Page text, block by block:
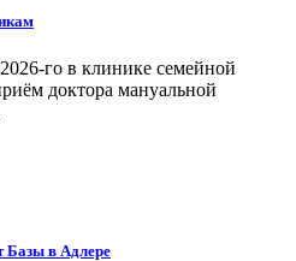
го в клинике семейной
доктора мануальной
Базы в Адлере